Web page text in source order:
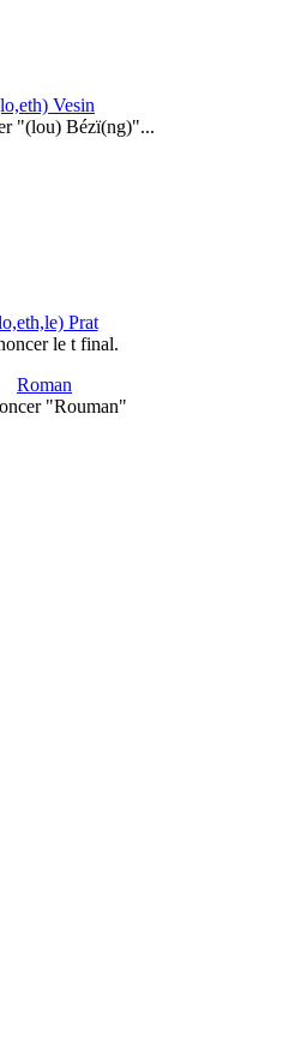
Vesin
"(lou) Bézï(ng)"...
Prat
le t final.
Roman
"Rouman"